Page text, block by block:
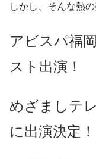
しかし、そんな熱
アビスパ福
スト出演！
めざましテ
に出演決定！